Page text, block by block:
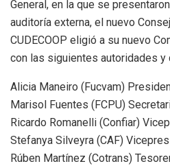
General, en la que se
auditoría externa, el nuevo
CUDECOOP eligió a su nuevo
con las siguientes autoridades y
Alicia Maneiro (Fucvam)
Marisol Fuentes (FCPU)
Ricardo Romanelli (Confiar)
Stefanya Silveyra (CAF)
Rúben Martínez (Cotrans)